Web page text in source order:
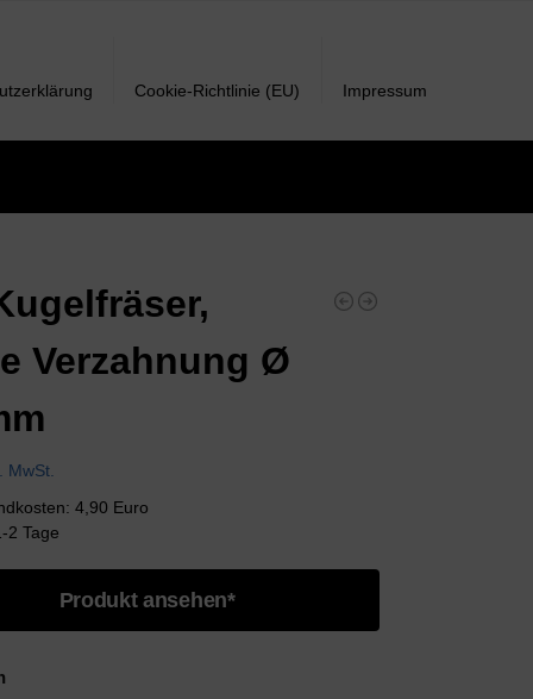
Cookie-Richtlinie (EU) Impressum
Verzahnung Ø
MwSt.
4,90 Euro
2 Tage
Produkt ansehen*